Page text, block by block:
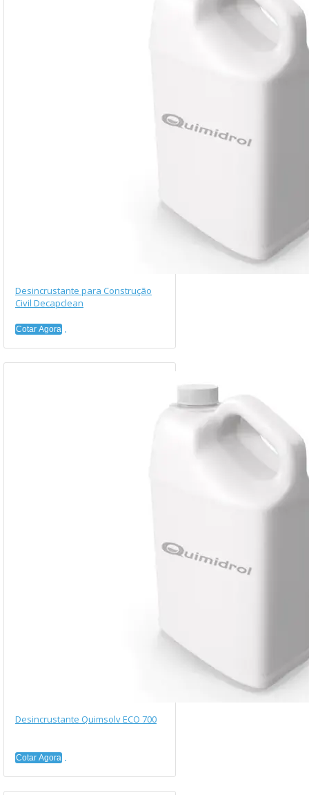
Desincrustante para Construção
Civil Decapclean
Cotar Agora
Desincrustante Quimsolv ECO 700
Cotar Agora